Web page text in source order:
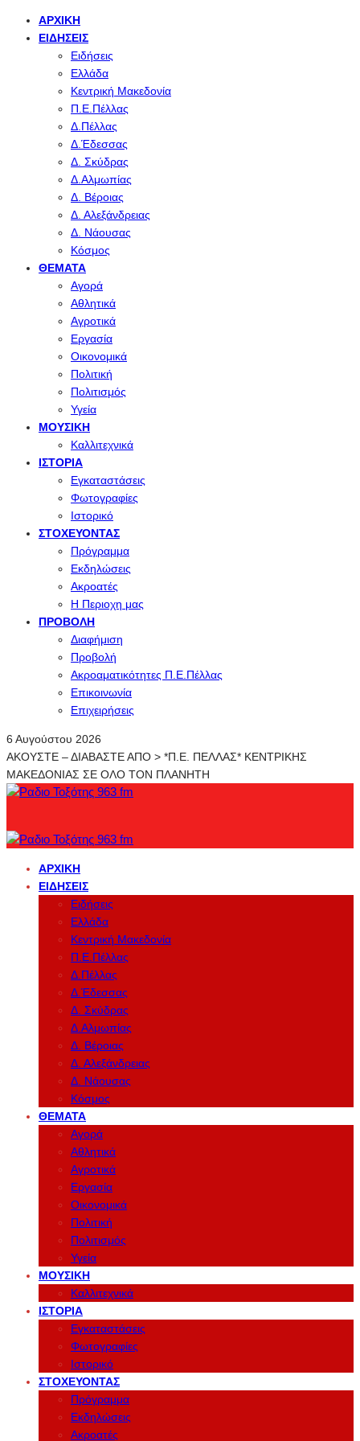
ΑΡΧΙΚΉ
ΕΙΔΉΣΕΙΣ
Ειδήσεις
Ελλάδα
Κεντρική Μακεδονία
Π.Ε.Πέλλας
Δ.Πέλλας
Δ.Έδεσσας
Δ. Σκύδρας
Δ.Αλμωπίας
Δ. Βέροιας
Δ. Αλεξάνδρειας
Δ. Νάουσας
Κόσμος
ΘΈΜΑΤΑ
Αγορά
Αθλητικά
Αγροτικά
Εργασία
Οικονομικά
Πολιτική
Πολιτισμός
Υγεία
ΜΟΥΣΙΚΉ
Καλλιτεχνικά
ΙΣΤΟΡΊΑ
Εγκαταστάσεις
Φωτογραφίες
Ιστορικό
ΣΤΟΧΕΎΟΝΤΑΣ
Πρόγραμμα
Εκδηλώσεις
Ακροατές
Η Περιοχη μας
ΠΡΟΒΟΛΉ
Διαφήμιση
Προβολή
Ακροαματικότητες Π.Ε.Πέλλας
Επικοινωνία
Επιχειρήσεις
6 Αυγούστου 2026
ΑΚΟΥΣΤΕ – ΔΙΑΒΑΣΤΕ ΑΠΟ > *Π.Ε. ΠΕΛΛΑΣ* ΚΕΝΤΡΙΚΗΣ
ΜΑΚΕΔΟΝΙΑΣ ΣΕ ΟΛΟ ΤΟΝ ΠΛΑΝΗΤΗ
ΑΡΧΙΚΉ
ΕΙΔΉΣΕΙΣ
Ειδήσεις
Ελλάδα
Κεντρική Μακεδονία
Π.Ε.Πέλλας
Δ.Πέλλας
Δ.Έδεσσας
Δ. Σκύδρας
Δ.Αλμωπίας
Δ. Βέροιας
Δ. Αλεξάνδρειας
Δ. Νάουσας
Κόσμος
ΘΈΜΑΤΑ
Αγορά
Αθλητικά
Αγροτικά
Εργασία
Οικονομικά
Πολιτική
Πολιτισμός
Υγεία
ΜΟΥΣΙΚΉ
Καλλιτεχνικά
ΙΣΤΟΡΊΑ
Εγκαταστάσεις
Φωτογραφίες
Ιστορικό
ΣΤΟΧΕΎΟΝΤΑΣ
Πρόγραμμα
Εκδηλώσεις
Ακροατές